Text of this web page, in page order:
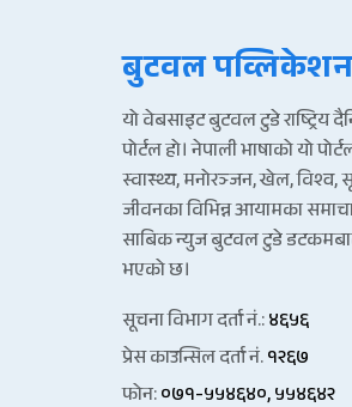
बुटवल पव्लिकेशन
यो वेबसाइट बुटवल टुडे राष्ट्रिय
पोर्टल हो। नेपाली भाषाको यो
स्वास्थ्य, मनोरञ्जन, खेल, विश्व,
जीवनका विभिन्न आयामका
साबिक न्युज बुटवल टुडे
भएको छ।
सूचना विभाग दर्ता नं.:४६५६
प्रेस काउन्सिल दर्ता नं.१२६७
फोन:०७१-५५४६४०, ५५४६४२